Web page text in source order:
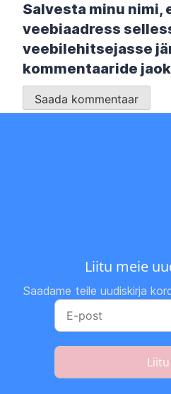
Salvesta minu nimi,
veebiaadress
veebilehitsejasse
kommentaaride
Liitu meie
Saadame teile uudiskirja
Liitu